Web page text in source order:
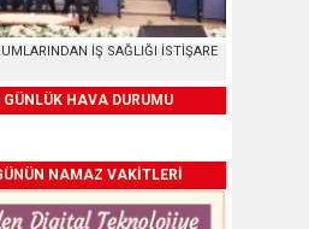
İŞ SAĞLIĞI İSTİŞARE
HAVA DURUMU
NAMAZ VAKİTLERİ